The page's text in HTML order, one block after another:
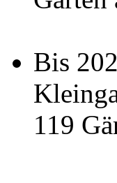
Bis
119